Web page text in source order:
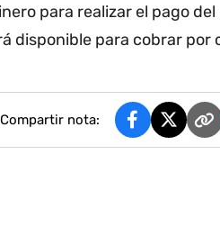
para realizar el pago
disponible para cobrar por
Compartir nota: